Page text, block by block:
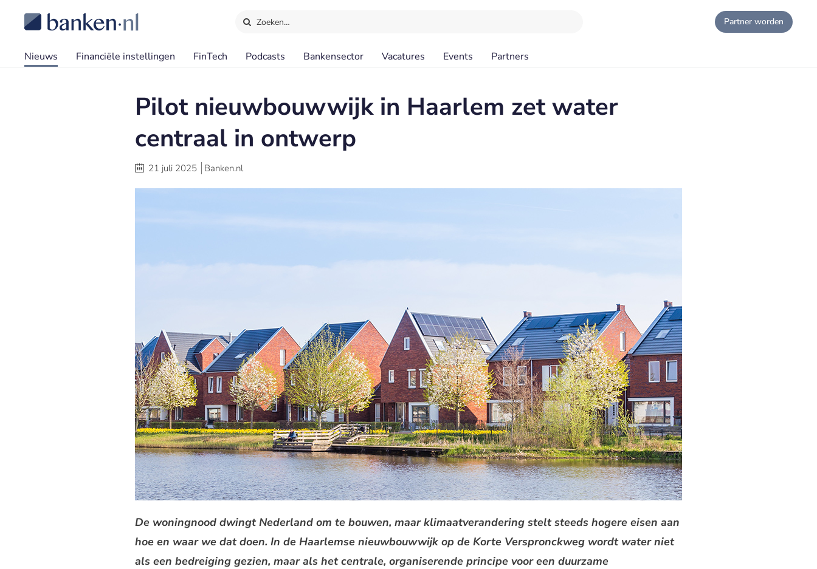
Zoeken… Partner worden
Nieuws Financiële instellingen FinTech Podcasts Bankensector Vacatures Events Partners
Pilot nieuwbouwwijk in Haarlem zet water
centraal in ontwerp
21 juli 2025 Banken.nl
De woningnood dwingt Nederland om te bouwen, maar klimaatverandering stelt steeds hogere eisen aan
hoe en waar we dat doen. In de Haarlemse nieuwbouwwijk op de Korte Verspronckweg wordt water niet
als een bedreiging gezien, maar als het centrale, organiserende principe voor een duurzame